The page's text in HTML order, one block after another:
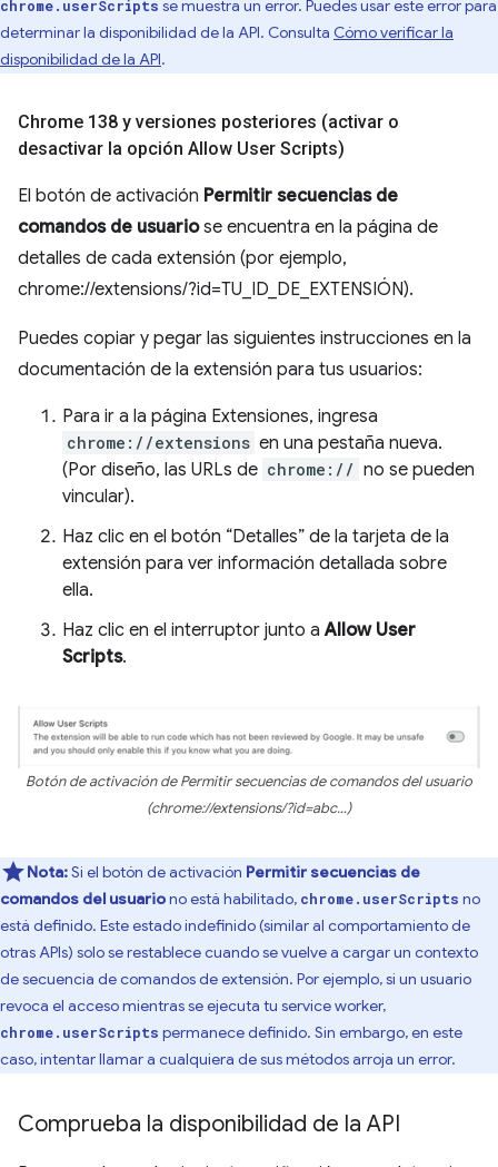
chrome.userScripts se muestra un error. Puedes usar este error para
determinar la disponibilidad de la API. Consulta Cómo verificar la
disponibilidad de la API.
Chrome 138 y versiones posteriores (activar o
desactivar la opción Allow User Scripts)
El botón de activación Permitir secuencias de
comandos de usuariose encuentra en la página de
detalles de cada extensión (por ejemplo,
chrome://extensions/?id=TU_ID_DE_EXTENSIÓN).
Puedes copiar y pegar las siguientes instrucciones en la
documentación de la extensión para tus usuarios:
Para ir a la página Extensiones, ingresa
chrome://extensions en una pestaña nueva.
(Por diseño, las URLs de chrome:// no se pueden
vincular).
Haz clic en el botón “Detalles” de la tarjeta de la
extensión para ver información detallada sobre
ella.
Haz clic en el interruptor junto aAllow User
Scripts.
Botón de activación de Permitir secuencias de comandos del usuario
(chrome://extensions/?id=abc…)
Nota:Si el botón de activación Permitir secuencias de
comandos del usuariono está habilitado, chrome.userScripts no
está definido. Este estado indefinido (similar al comportamiento de
otras APIs) solo se restablece cuando se vuelve a cargar un contexto
de secuencia de comandos de extensión. Por ejemplo, si un usuario
revoca el acceso mientras se ejecuta tu service worker,
chrome.userScripts permanece definido. Sin embargo, en este
caso, intentar llamar a cualquiera de sus métodos arroja un error.
Comprueba la disponibilidad de la API